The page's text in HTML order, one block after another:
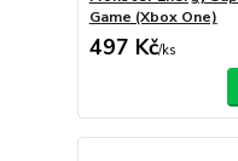
Game (Xbox One)
497 Kč/ks